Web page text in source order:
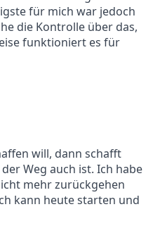
für mich war jedoch
die Kontrolle über das,
funktioniert es für
will, dann schafft
Weg auch ist. Ich habe
mehr zurückgehen
kann heute starten und